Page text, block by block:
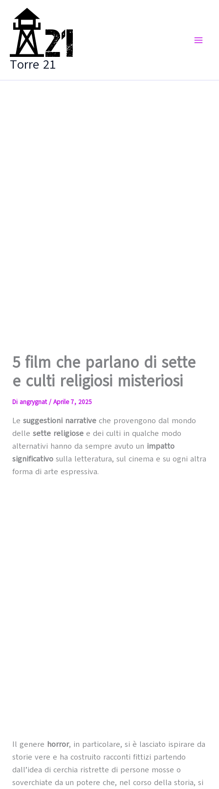
contenuto
Torre 21
5 film che parlano di sette
e culti religiosi misteriosi
Di angrygnat/ Aprile 7, 2025
Le suggestioni narrativeche provengono dal mondo
delle sette religiosee dei culti in qualche modo
alternativi hanno da sempre avuto un impatto
significativosulla letteratura, sul cinema e su ogni altra
forma di arte espressiva.
Il genere horror, in particolare, si è lasciato ispirare da
storie vere e ha costruito racconti fittizi partendo
dall’idea di cerchia ristrette di persone mosse o
soverchiate da un potere che, nel corso della storia, si